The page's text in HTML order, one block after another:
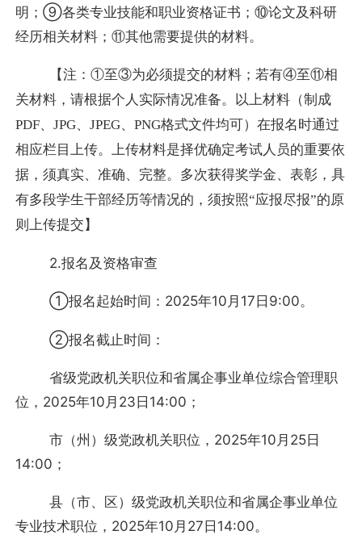
明；⑨各类专业技能和职业资格证书；⑩论文及科研
经历相关材料；⑪其他需要提供的材料。
【注：①至③为必须提交的材料；若有④至⑪相
关材料，请根据个人实际情况准备。以上材料（制成
PDF、JPG、JPEG、PNG格式文件均可）在报名时通过
相应栏目上传。上传材料是择优确定考试人员的重要依
据，须真实、准确、完整。多次获得奖学金、表彰，具
有多段学生干部经历等情况的，须按照“应报尽报”的原
则上传提交】
2.报名及资格审查
①报名起始时间：2025年10月17日9:00。
②报名截止时间：
省级党政机关职位和省属企事业单位综合管理职
位，2025年10月23日14:00；
市（州）级党政机关职位，2025年10月25日
14:00；
县（市、区）级党政机关职位和省属企事业单位
专业技术职位，2025年10月27日14:00。